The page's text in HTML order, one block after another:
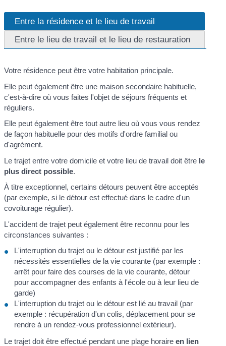
Entre la résidence et le lieu de travail
Entre le lieu de travail et le lieu de restauration
Votre résidence peut être votre habitation principale.
Elle peut également être une maison secondaire habituelle,
c'est-à-dire où vous faites l'objet de séjours fréquents et
réguliers.
Elle peut également être tout autre lieu où vous vous rendez
de façon habituelle pour des motifs d'ordre familial ou
d'agrément.
Le trajet entre votre domicile et votre lieu de travail doit être le
plus direct possible.
À titre exceptionnel, certains détours peuvent être acceptés
(par exemple, si le détour est effectué dans le cadre d'un
covoiturage régulier).
L'accident de trajet peut également être reconnu pour les
circonstances suivantes :
L'interruption du trajet ou le détour est justifié par les
nécessités essentielles de la vie courante (par exemple :
arrêt pour faire des courses de la vie courante, détour
pour accompagner des enfants à l'école ou à leur lieu de
garde)
L'interruption du trajet ou le détour est lié au travail (par
exemple : récupération d'un colis, déplacement pour se
rendre à un rendez-vous professionnel extérieur).
Le trajet doit être effectué pendant une plage horaireen lien